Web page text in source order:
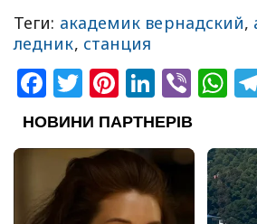
Теги: академик вернадский,
ледник, станция
Facebook
Twitter
Pinterest